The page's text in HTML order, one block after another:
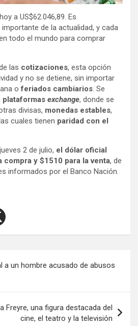
a US$62.046,89. Es
de la actualidad, y cada
todo el mundo para comprar
las cotizaciones, esta opción
y no se detiene, sin importar
oferiados cambiarios. Se
plataformas exchange, donde se
divisas, monedas estables,
cuales tienen paridad con el
2 de julio, el dólar oficial
compra y $1510 para la venta, de
informados por el Banco Nación.
a un hombre acusado de abusos
Freyre, una figura destacada del
cine, el teatro y la televisión